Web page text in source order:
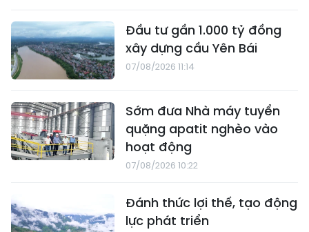
Đầu tư gần 1.000 tỷ đồng
xây dựng cầu Yên Bái
07/08/2026 11:14
Sớm đưa Nhà máy tuyển
quặng apatit nghèo vào
hoạt động
07/08/2026 10:22
Đánh thức lợi thế, tạo động
lực phát triển